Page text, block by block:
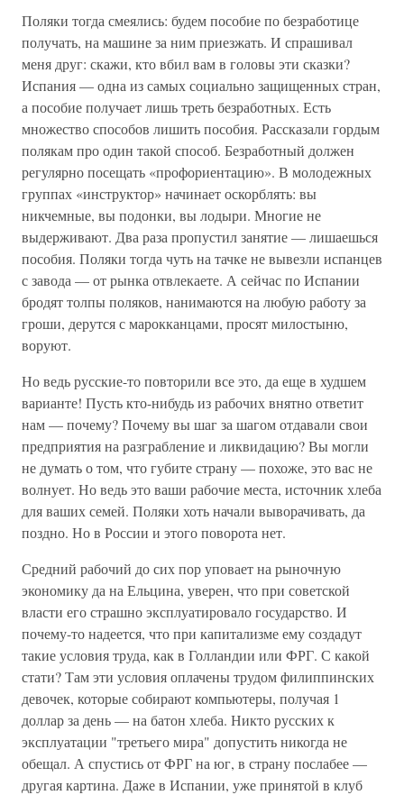
Поляки тогда смеялись: будем пособие по безработице
получать, на машине за ним приезжать. И спрашивал
меня друг: скажи, кто вбил вам в головы эти сказки?
Испания — одна из самых социально защищенных стран,
а пособие получает лишь треть безработных. Есть
множество способов лишить пособия. Рассказали гордым
полякам про один такой способ. Безработный должен
регулярно посещать «профориентацию». В молодежных
группах «инструктор» начинает оскорблять: вы
никчемные, вы подонки, вы лодыри. Многие не
выдерживают. Два раза пропустил занятие — лишаешься
пособия. Поляки тогда чуть на тачке не вывезли испанцев
с завода — от рынка отвлекаете. А сейчас по Испании
бродят толпы поляков, нанимаются на любую работу за
гроши, дерутся с марокканцами, просят милостыню,
воруют.
Но ведь русские-то повторили все это, да еще в худшем
варианте! Пусть кто-нибудь из рабочих внятно ответит
нам — почему? Почему вы шаг за шагом отдавали свои
предприятия на разграбление и ликвидацию? Вы могли
не думать о том, что губите страну — похоже, это вас не
волнует. Но ведь это ваши рабочие места, источник хлеба
для ваших семей. Поляки хоть начали выворачивать, да
поздно. Но в России и этого поворота нет.
Средний рабочий до сих пор уповает на рыночную
экономику да на Ельцина, уверен, что при советской
власти его страшно эксплуатировало государство. И
почему-то надеется, что при капитализме ему создадут
такие условия труда, как в Голландии или ФРГ. С какой
стати? Там эти условия оплачены трудом филиппинских
девочек, которые собирают компьютеры, получая 1
доллар за день — на батон хлеба. Никто русских к
эксплуатации "третьего мира" допустить никогда не
обещал. А спустись от ФРГ на юг, в страну послабее —
другая картина. Даже в Испании, уже принятой в клуб